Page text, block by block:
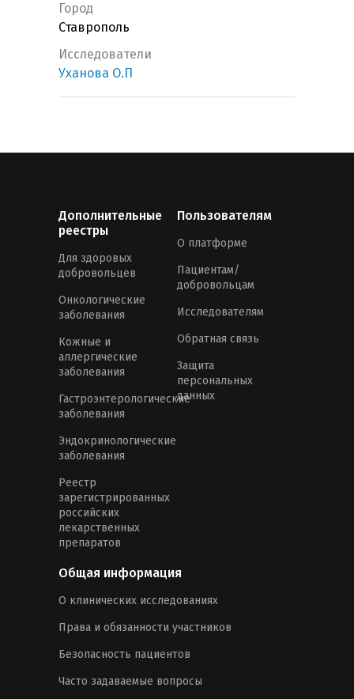
Город
Ставрополь
Исследователи
Уханова О.П
Дополнительные
реестры
Для здоровых
добровольцев
Онкологические
заболевания
Кожные и
аллергические
заболевания
Гастроэнтерологические
заболевания
Эндокринологические
заболевания
Реестр
зарегистрированных
российских
лекарственных
препаратов
Пользователям
О платформе
Пациентам/
добровольцам
Исследователям
Обратная связь
Защита
персональных
данных
Общая информация
О клинических исследованиях
Права и обязанности участников
Безопасность пациентов
Часто задаваемые вопросы